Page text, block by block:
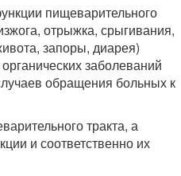
пищеварительного
отрыжка, срыгивания,
запоры, диарея)
заболеваний
обращения больных к
тракта, а
и соответственно их